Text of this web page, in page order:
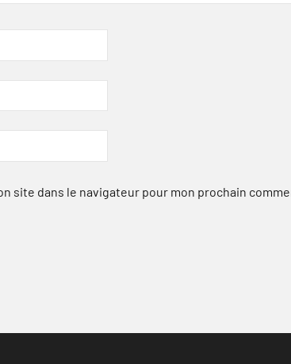
site dans le navigateur pour mon prochain